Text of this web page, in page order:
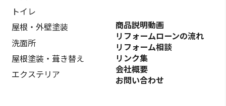
トイレ
屋根・外壁塗装
洗面所
屋根塗装・葺き替え
エクステリア
商品説明動画
リフォームローンの流れ
リフォーム相談
リンク集
会社概要
お問い合わせ